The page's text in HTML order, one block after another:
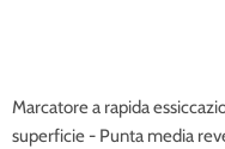
Marcatore a rapida
superficie - Punta media